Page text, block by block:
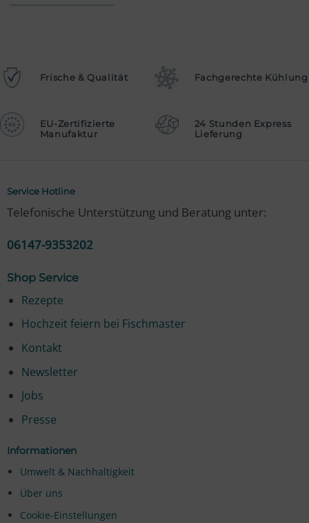
Frische & Qualität Fachgerechte Kühlung
EU-Zertifizierte
Manufaktur
24 Stunden Express
Lieferung
Service Hotline
Telefonische Unterstützung und Beratung unter:
06147-9353202
Shop Service
Rezepte
Hochzeit feiern bei Fischmaster
Kontakt
Newsletter
Jobs
Presse
Informationen
Umwelt & Nachhaltigkeit
Über uns
Cookie-Einstellungen